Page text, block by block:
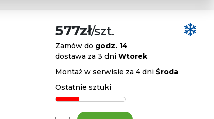
577zł/szt.
Zamów do godz. 14
dostawa za 3 dni Wtorek
Montaż w serwisie za 4 dni Środa
Ostatnie sztuki